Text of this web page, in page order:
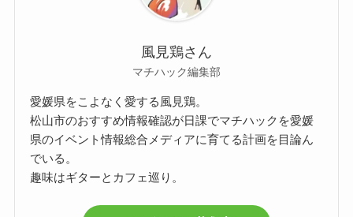
風見鶏さん
マチハック編集部
愛媛県をこよなく愛する風見鶏。
松山市のおすすめ情報確認が日課でマチハックを愛媛
県のイベント情報総合メディアに育てる計画を目論ん
でいる。
趣味はギターとカフェ巡り。